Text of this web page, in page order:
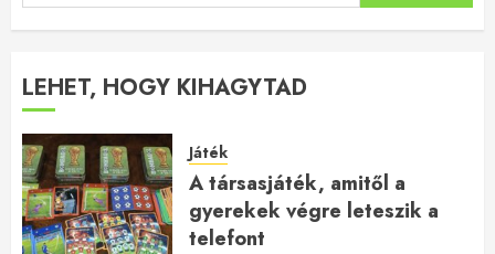
LEHET, HOGY KIHAGYTAD
Játék
A társasjáték, amitől a
gyerekek végre leteszik a
telefont